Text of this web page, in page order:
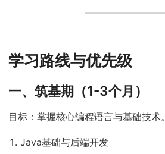
学习路线与优先级
一、筑基期（1-3个月）
目标：掌握核心编程语言与基础技术。
Java基础与后端开发